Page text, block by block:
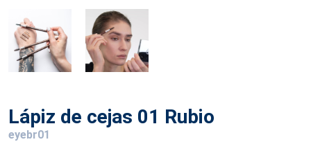
Lápiz de cejas 01 Rubio
eyebr01